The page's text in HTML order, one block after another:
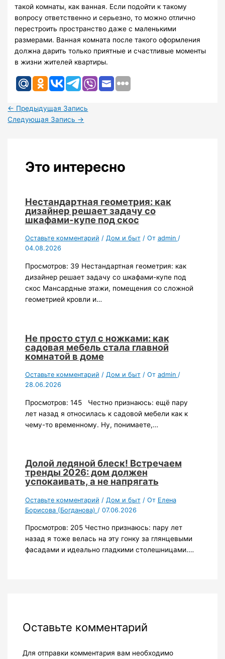
такой комнаты, как ванная. Если подойти к такому
вопросу ответственно и серьезно, то можно отлично
перестроить пространство даже с маленькими
размерами. Ванная комната после такого оформления
должна дарить только приятные и счастливые моменты
в жизни жителей квартиры.
← Предыдущая Запись
Следующая Запись →
Это интересно
Нестандартная геометрия: как
дизайнер решает задачу со
шкафами-купе под скос
Оставьте комментарий / Дом и быт/ От admin /
04.08.2026
Просмотров: 39 Нестандартная геометрия: как
дизайнер решает задачу со шкафами-купе под
скос Мансардные этажи, помещения со сложной
геометрией кровли и…
Не просто стул с ножками: как
садовая мебель стала главной
комнатой в доме
Оставьте комментарий / Дом и быт/ От admin /
28.06.2026
Просмотров: 145 Честно признаюсь: ещё пару
лет назад я относилась к садовой мебели как к
чему-то временному. Ну, понимаете,…
Долой ледяной блеск! Встречаем
тренды 2026: дом должен
успокаивать, а не напрягать
Оставьте комментарий / Дом и быт/ От Елена
Борисова (Богданова) / 07.06.2026
Просмотров: 205 Честно признаюсь: пару лет
назад я тоже велась на эту гонку за глянцевыми
фасадами и идеально гладкими столешницами.…
Оставьте комментарий
Для отправки комментария вам необходимо